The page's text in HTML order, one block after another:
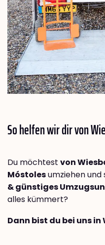
So helfen wir dir von
Du möchtest von
Móstolesumziehen und
& günstiges
alles kümmert?
Dann bist du bei uns